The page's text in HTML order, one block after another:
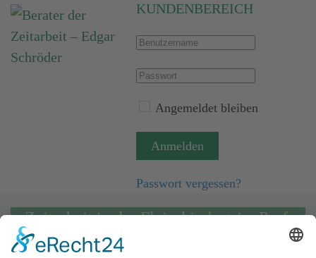
KUNDENBEREICH
Angemeldet bleiben
Anmelden
Passwort vergessen?
Zeitarbeit in der Fleischindustrie: Prof.
Däubler im ARD-Interview